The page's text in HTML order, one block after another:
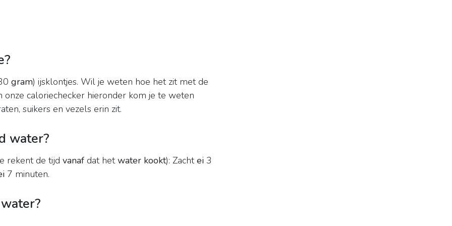
gram) ijsklontjes. Wil je weten hoe het zit met de
onze caloriechecker hieronder kom je te weten
suikers en vezels erin zit.
water?
rekent de tijd vanaf dat hetwater kookt): Zachtei 3
7 minuten.